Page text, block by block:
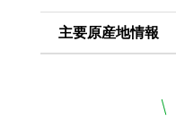
主要原産地情報